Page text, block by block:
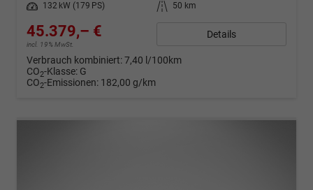
Leistung
132 kW (179 PS) Kilometerstand 50 km
45.379,– €
incl. 19% MwSt.
Details
Verbrauch kombiniert:7,40 l/100km
CO2-Klasse: G
CO2-Emissionen: 182,00 g/km